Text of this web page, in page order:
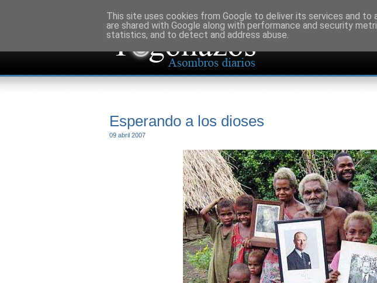
Esperando a los dioses
09 abril 2007
This site uses cookies from Google to deliver its services and to
are shared with Google along with performance and security
statistics, and to detect and address abuse.